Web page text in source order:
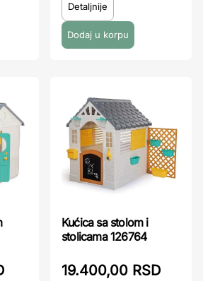
Detaljnije
Kućica sa stolom i
stolicama 126764
19.400,00 RSD